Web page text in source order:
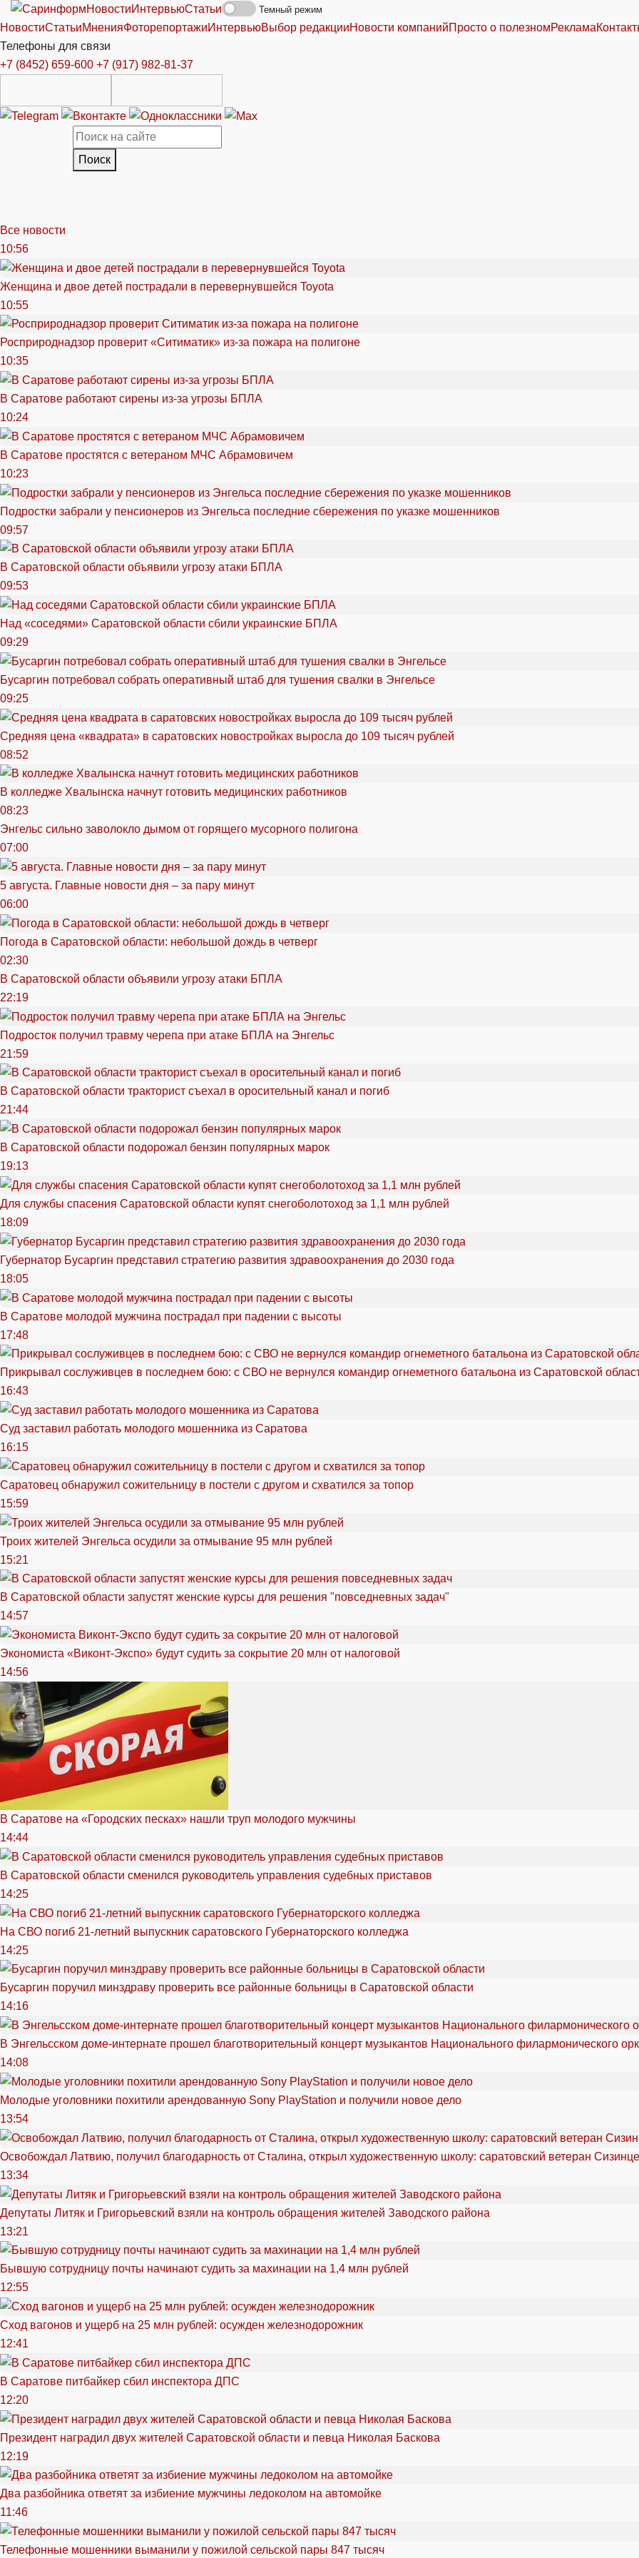
НовостиИнтервьюСтатьи Темный режим
НовостиСтатьиМненияФоторепортажиИнтервьюВыбор редакцииНовости компанийПросто о полезномРеклама
Телефоны для связи
+7 (8452) 659-600 +7 (917) 982-81-37
Поиск
Все новости
10:56
Женщина и двое детей пострадали в перевернувшейся Toyota
10:55
Росприроднадзор проверит «Ситиматик» из-за пожара на полигоне
10:35
В Саратове работают сирены из-за угрозы БПЛА
10:24
В Саратове простятся с ветераном МЧС Абрамовичем
10:23
Подростки забрали у пенсионеров из Энгельса последние сбережения по указке мошенников
09:57
В Саратовской области объявили угрозу атаки БПЛА
09:53
Над «соседями» Саратовской области сбили украинские БПЛА
09:29
Бусаргин потребовал собрать оперативный штаб для тушения свалки в Энгельсе
09:25
Средняя цена «квадрата» в саратовских новостройках выросла до 109 тысяч рублей
08:52
В колледже Хвалынска начнут готовить медицинских работников
08:23
Энгельс сильно заволокло дымом от горящего мусорного полигона
07:00
5 августа. Главные новости дня – за пару минут
06:00
Погода в Саратовской области: небольшой дождь в четверг
02:30
В Саратовской области объявили угрозу атаки БПЛА
22:19
Подросток получил травму черепа при атаке БПЛА на Энгельс
21:59
В Саратовской области тракторист съехал в оросительный канал и погиб
21:44
В Саратовской области подорожал бензин популярных марок
19:13
Для службы спасения Саратовской области купят снегоболотоход за 1,1 млн рублей
18:09
Губернатор Бусаргин представил стратегию развития здравоохранения до 2030 года
18:05
В Саратове молодой мужчина пострадал при падении с высоты
17:48
Прикрывал сослуживцев в последнем бою: с СВО не вернулся командир огнеметного батальона из Саратовской
16:43
Суд заставил работать молодого мошенника из Саратова
16:15
Саратовец обнаружил сожительницу в постели с другом и схватился за топор
15:59
Троих жителей Энгельса осудили за отмывание 95 млн рублей
15:21
В Саратовской области запустят женские курсы для решения "повседневных задач"
14:57
Экономиста «Виконт-Экспо» будут судить за сокрытие 20 млн от налоговой
14:56
В Саратове на «Городских песках» нашли труп молодого мужчины
14:44
В Саратовской области сменился руководитель управления судебных приставов
14:25
На СВО погиб 21-летний выпускник саратовского Губернаторского колледжа
14:25
Бусаргин поручил минздраву проверить все районные больницы в Саратовской области
14:16
В Энгельсском доме-интернате прошел благотворительный концерт музыкантов Национального филармонического
14:08
Молодые уголовники похитили арендованную Sony PlayStation и получили новое дело
13:54
Освобождал Латвию, получил благодарность от Сталина, открыл художественную школу: саратовский ветеран
13:34
Депутаты Литяк и Григорьевский взяли на контроль обращения жителей Заводского района
13:21
Бывшую сотрудницу почты начинают судить за махинации на 1,4 млн рублей
12:55
Сход вагонов и ущерб на 25 млн рублей: осужден железнодорожник
12:41
В Саратове питбайкер сбил инспектора ДПС
12:20
Президент наградил двух жителей Саратовской области и певца Николая Баскова
12:19
Два разбойника ответят за избиение мужчины ледоколом на автомойке
11:46
Телефонные мошенники выманили у пожилой сельской пары 847 тысяч